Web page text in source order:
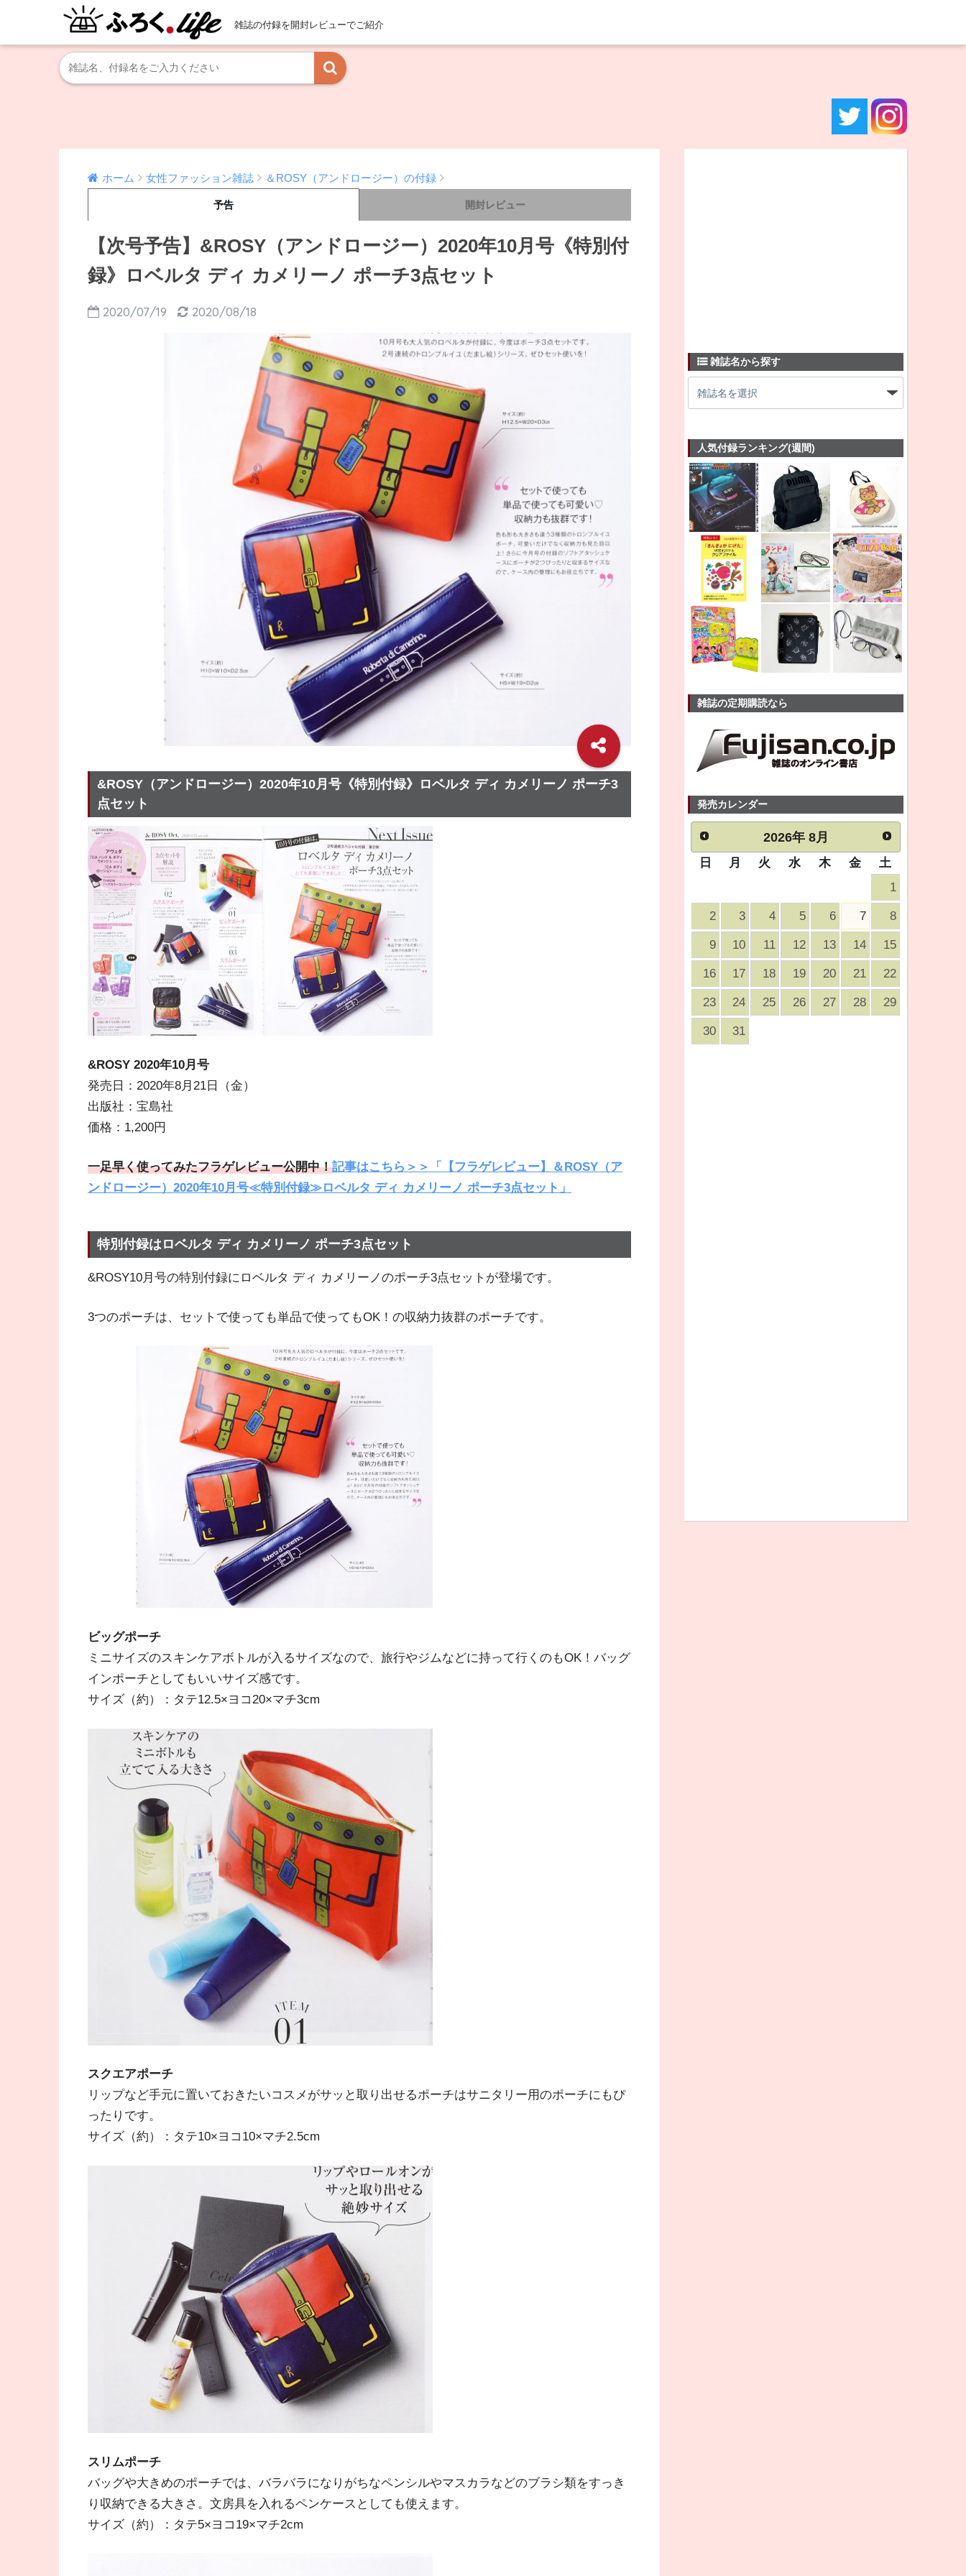
雑誌の付録を開封レビューでご紹介
ホーム 女性ファッション雑誌 ＆ROSY（アンドロージー）の付録
予告 開封レビュー
【次号予告】&ROSY（アンドロージー）2020年10月号《特別付
録》ロベルタ ディ カメリーノ ポーチ3点セット
2020/07/19 2020/08/18
&ROSY（アンドロージー）2020年10月号《特別付録》ロベルタ ディ カメリーノ ポーチ3
点セット
&ROSY 2020年10月号
発売日：2020年8月21日（金）
出版社：宝島社
価格：1,200円
一足早く使ってみたフラゲレビュー公開中！記事はこちら＞＞「【フラゲレビュー】＆ROSY（ア
ンドロージー）2020年10月号≪特別付録≫ロベルタ ディ カメリーノ ポーチ3点セット」
特別付録はロベルタ ディ カメリーノ ポーチ3点セット
&ROSY10月号の特別付録にロベルタ ディ カメリーノのポーチ3点セットが登場です。
3つのポーチは、セットで使っても単品で使ってもOK！の収納力抜群のポーチです。
ビッグポーチ
ミニサイズのスキンケアボトルが入るサイズなので、旅行やジムなどに持って行くのもOK！バッグ
インポーチとしてもいいサイズ感です。
サイズ（約）：タテ12.5×ヨコ20×マチ3cm
スクエアポーチ
リップなど手元に置いておきたいコスメがサッと取り出せるポーチはサニタリー用のポーチにもぴ
ったりです。
サイズ（約）：タテ10×ヨコ10×マチ2.5cm
スリムポーチ
バッグや大きめのポーチでは、バラバラになりがちなペンシルやマスカラなどのブラシ類をすっき
り収納できる大きさ。文房具を入れるペンケースとしても使えます。
サイズ（約）：タテ5×ヨコ19×マチ2cm
雑誌名から探す
人気付録ランキング(週間)
雑誌の定期購読なら
発売カレンダー
2026年 8月
日 月 火 水 木 金
土
1
2 3 4 5 6 7 8
9 10 11 12 13 14 15
16 17 18 19 20 21 22
23 24 25 26 27 28 29
30 31